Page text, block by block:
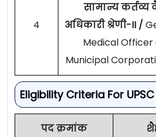
4
सामान्य कर्तव्य
अधिकारी श्रेणी-II /
Medical Officer
Municipal
Eligibility Criteria For
पद क्रमांक